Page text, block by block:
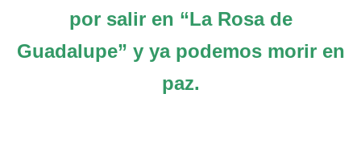
por salir en “La Rosa de
Guadalupe” y ya podemos morir en
paz.